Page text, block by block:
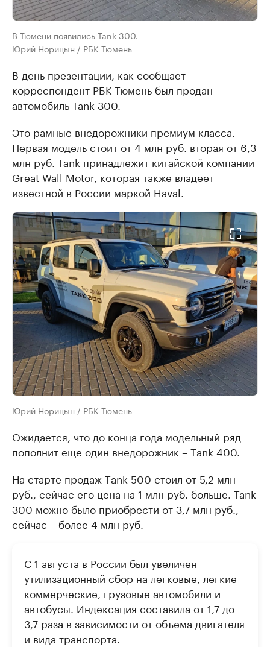
В Тюмени появились Tank 300.
Юрий Норицын / РБК Тюмень
В день презентации, как сообщает
корреспондент РБК Тюмень был продан
автомобиль Tank 300.
Это рамные внедорожники премиум класса.
Первая модель стоит от 4 млн руб. вторая от 6,3
млн руб. Tank принадлежит китайской компании
Great Wall Motor, которая также владеет
известной в России маркой Haval.
Юрий Норицын / РБК Тюмень
Ожидается, что до конца года модельный ряд
пополнит еще один внедорожник – Тank 400.
На старте продаж Тank 500 стоил от 5,2 млн
руб., сейчас его цена на 1 млн руб. больше. Tank
300 можно было приобрести от 3,7 млн руб.,
сейчас – более 4 млн руб.
С 1 августа в России был увеличен
утилизационный сбор на легковые, легкие
коммерческие, грузовые автомобили и
автобусы. Индексация составила от 1,7 до
3,7 раза в зависимости от объема двигателя
и вида транспорта.